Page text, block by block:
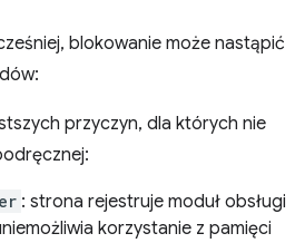
blokowanie może nastąpić
przyczyn, dla których nie
: strona rejestruje moduł obsługi
korzystanie z pamięci